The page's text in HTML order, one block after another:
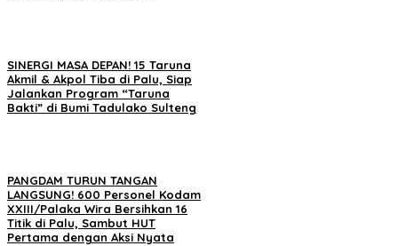
SINERGI MASA DEPAN! 15 Taruna
Akmil & Akpol Tiba di Palu, Siap
Jalankan Program “Taruna
Bakti” di Bumi Tadulako Sulteng
PANGDAM TURUN TANGAN
LANGSUNG! 600 Personel Kodam
XXIII/Palaka Wira Bersihkan 16
Titik di Palu, Sambut HUT
Pertama dengan Aksi Nyata